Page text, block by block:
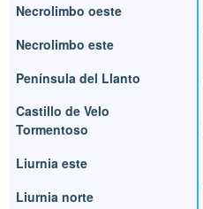
Necrolimbo oeste
Necrolimbo este
Península del Llanto
Castillo de Velo
Tormentoso
Liurnia este
Liurnia norte